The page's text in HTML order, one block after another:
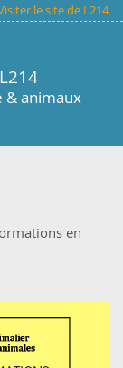
le site de L214
& animaux
en